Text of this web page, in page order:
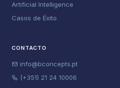
Artificial Intelligence
Casos de Éxito
CONTACTO
info@bconcepts.pt
(+351) 21 24 10006